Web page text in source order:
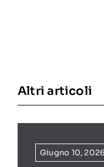
Altri articoli
Giugno 10, 2026